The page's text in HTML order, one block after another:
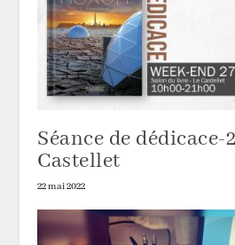
Séance de dédicace-
Castellet
22 mai 2022